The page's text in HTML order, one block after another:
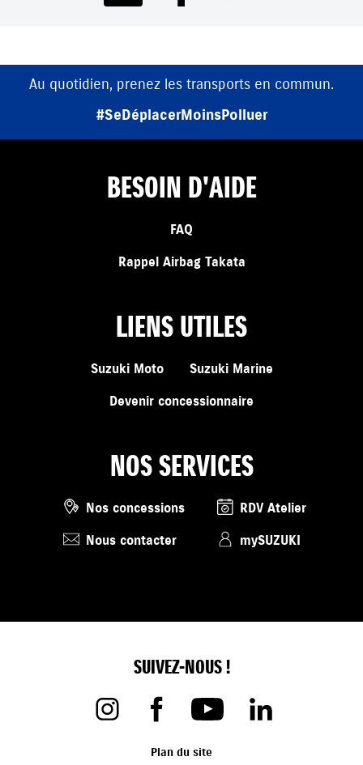
Au quotidien, prenez les transports en commun.
#SeDéplacerMoinsPolluer
BESOIN D'AIDE
FAQ
Rappel Airbag Takata
LIENS UTILES
Suzuki Moto
Suzuki Marine
Devenir concessionnaire
NOS SERVICES
Nos concessions
Nous contacter
RDV Atelier
mySUZUKI
SUIVEZ-NOUS !
Plan du site